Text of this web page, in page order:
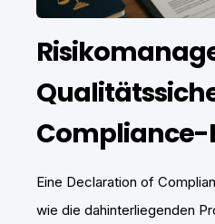
Eine Declaration of
wie die dahinterliegenden